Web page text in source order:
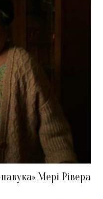
Мері Рівера